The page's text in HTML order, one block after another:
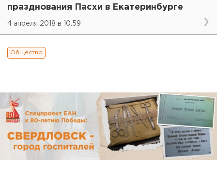
празднования Пасхи в Екатеринбурге
4 апреля 2018 в 10:59
Общество